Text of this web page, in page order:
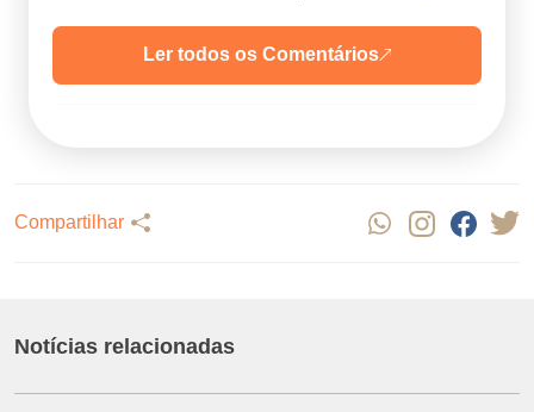
Ler todos os Comentários
Compartilhar
Notícias relacionadas